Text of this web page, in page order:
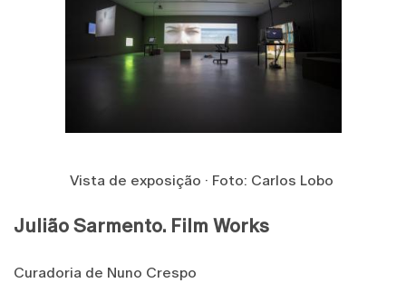
Vista de exposição · Foto: Carlos Lobo
Julião Sarmento. Film Works
Curadoria de Nuno Crespo